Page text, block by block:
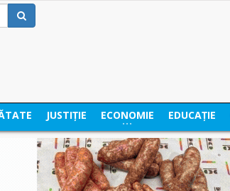
JUSTIȚIE ECONOMIE EDUCAȚIE